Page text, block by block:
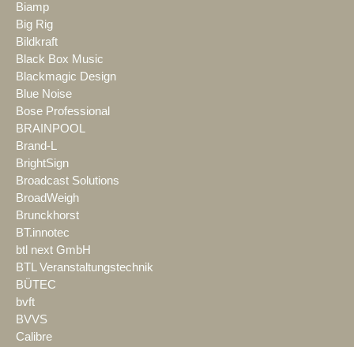
Biamp
Big Rig
Bildkraft
Black Box Music
Blackmagic Design
Blue Noise
Bose Professional
BRAINPOOL
Brand-L
BrightSign
Broadcast Solutions
BroadWeigh
Brunckhorst
BT.innotec
btl next GmbH
BTL Veranstaltungstechnik
BÜTEC
bvft
BVVS
Calibre